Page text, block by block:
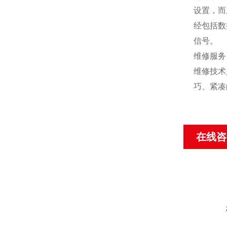
设置，
经包括
信号。
维修服务
维修技
巧、紧
在线